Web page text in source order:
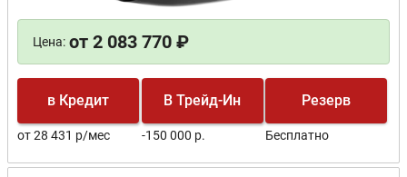
Цена: от 2 083 770 ₽
в Кредит
от 28 431 р/мес
В Трейд-Ин
-150 000 р.
Резерв
Бесплатно